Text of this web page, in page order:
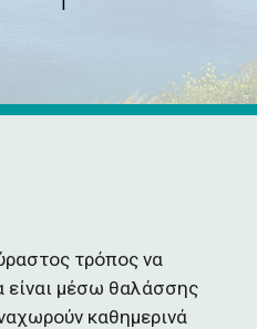
τρόπος να
είναι μέσω θαλάσσης
καθημερινά